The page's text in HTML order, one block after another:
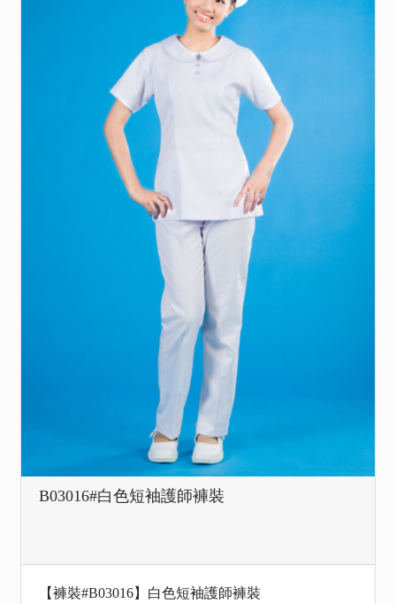
B03016#白色短袖護師褲裝
【褲裝#B03016】白色短袖護師褲裝